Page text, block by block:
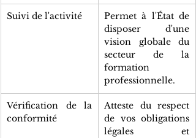
Suivi de l'activité
Permet à l'État de
disposer d'une
vision globale du
secteur de la
formation
professionnelle.
Vérification de la
conformité
Atteste du respect
de vos obligations
légales et